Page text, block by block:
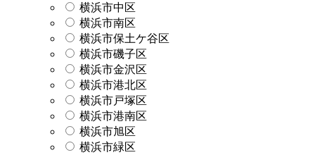
横浜市中区
横浜市南区
横浜市保土ケ谷区
横浜市磯子区
横浜市金沢区
横浜市港北区
横浜市戸塚区
横浜市港南区
横浜市旭区
横浜市緑区